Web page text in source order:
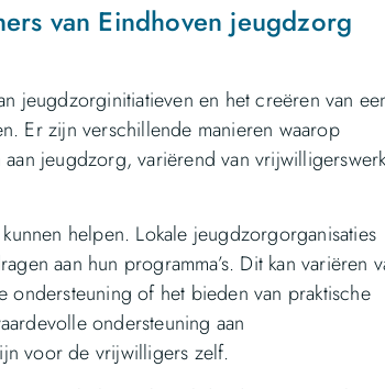
van Eindhoven jeugdzorg
jeugdzorginitiatieven en het creëren van
Er zijn verschillende manieren waarop
jeugdzorg, variërend van vrijwilligerswerk
helpen. Lokale jeugdzorgorganisaties
aan hun programma’s. Dit kan variëren
ondersteuning of het bieden van praktische
ondersteuning aan
voor de vrijwilligers zelf.